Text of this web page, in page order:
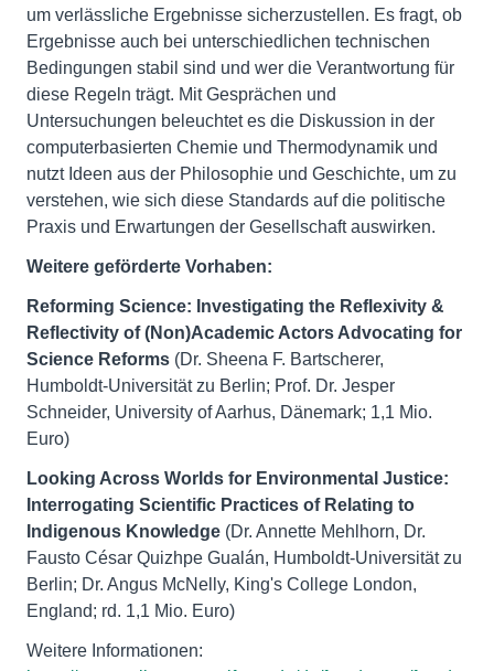
um verlässliche Ergebnisse sicherzustellen. Es fragt, ob
Ergebnisse auch bei unterschiedlichen technischen
Bedingungen stabil sind und wer die Verantwortung für
diese Regeln trägt. Mit Gesprächen und
Untersuchungen beleuchtet es die Diskussion in der
computerbasierten Chemie und Thermodynamik und
nutzt Ideen aus der Philosophie und Geschichte, um zu
verstehen, wie sich diese Standards auf die politische
Praxis und Erwartungen der Gesellschaft auswirken.
Weitere geförderte Vorhaben:
Reforming Science: Investigating the Reflexivity &
Reflectivity of (Non)Academic Actors Advocating for
Science Reforms (Dr. Sheena F. Bartscherer,
Humboldt-Universität zu Berlin; Prof. Dr. Jesper
Schneider, University of Aarhus, Dänemark; 1,1 Mio.
Euro)
Looking Across Worlds for Environmental Justice:
Interrogating Scientific Practices of Relating to
Indigenous Knowledge (Dr. Annette Mehlhorn, Dr.
Fausto César Quizhpe Gualán, Humboldt-Universität zu
Berlin; Dr. Angus McNelly, King's College London,
England; rd. 1,1 Mio. Euro)
Weitere Informationen: